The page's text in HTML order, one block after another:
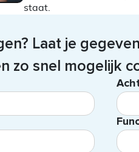
staat.
Laat je
zo snel mogelijk